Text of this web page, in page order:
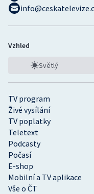
TV program
Živé vysílání
TV poplatky
Teletext
Podcasty
Počasí
E-shop
Mobilní a TV aplikace
Vše o ČT
Vzhled
Světlý